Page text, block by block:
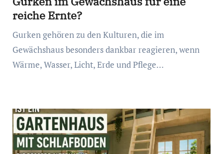
reiche Ernte?
Gurken gehören zu den Kulturen, die im
Gewächshaus besonders dankbar reagieren, wenn
Wärme, Wasser, Licht, Erde und Pflege…